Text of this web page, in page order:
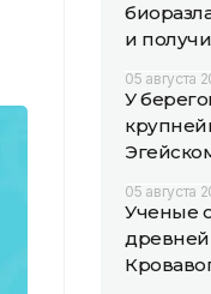
и
05 августа
У
05 августа
Ученые